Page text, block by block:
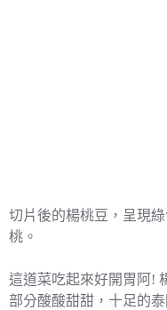
切片後的楊桃豆，呈現
桃。
這道菜吃起來好開胃阿!
部分酸酸甜甜，十足的